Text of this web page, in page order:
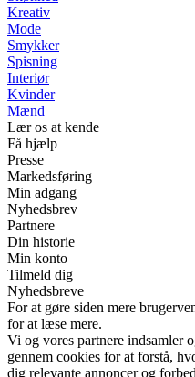
Kreativ
Mode
Smykker
Spisning
Interiør
Kvinder
Mænd
Lær os at kende
Få hjælp
Presse
Markedsføring
Min adgang
Nyhedsbrev
Partnere
Din historie
Min konto
Tilmeld dig
Nyhedsbreve
For at gøre siden mere
for at læse mere.
Vi og vores partnere indsamler
gennem cookies for at forstå,
dig relevante annoncer og